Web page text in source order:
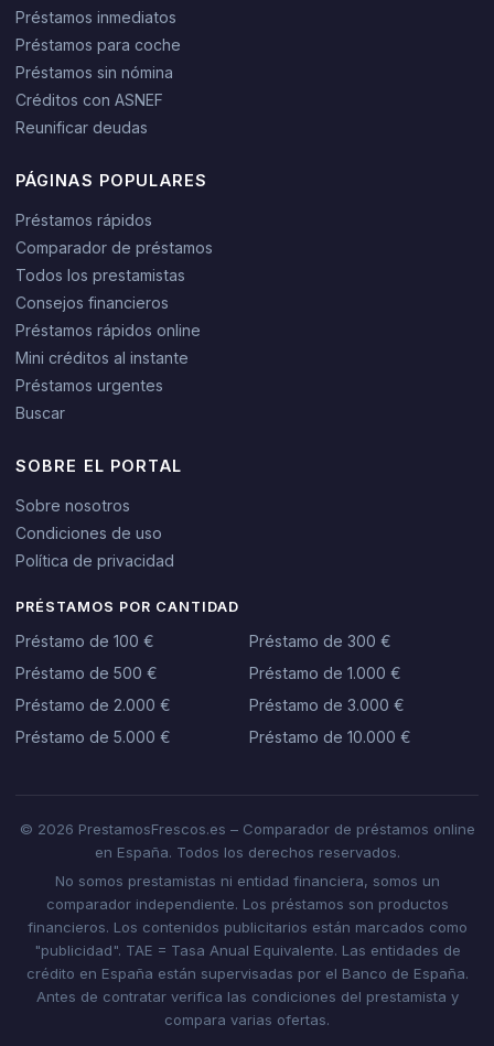
Préstamos inmediatos
Préstamos para coche
Préstamos sin nómina
Créditos con ASNEF
Reunificar deudas
PÁGINAS POPULARES
Préstamos rápidos
Comparador de préstamos
Todos los prestamistas
Consejos financieros
Préstamos rápidos online
Mini créditos al instante
Préstamos urgentes
Buscar
SOBRE EL PORTAL
Sobre nosotros
Condiciones de uso
Política de privacidad
PRÉSTAMOS POR CANTIDAD
Préstamo de 100 €
Préstamo de 300 €
Préstamo de 500 €
Préstamo de 1.000 €
Préstamo de 2.000 €
Préstamo de 3.000 €
Préstamo de 5.000 €
Préstamo de 10.000 €
© 2026 PrestamosFrescos.es – Comparador de préstamos online
en España. Todos los derechos reservados.
No somos prestamistas ni entidad financiera, somos un
comparador independiente. Los préstamos son productos
financieros. Los contenidos publicitarios están marcados como
"publicidad". TAE = Tasa Anual Equivalente. Las entidades de
crédito en España están supervisadas por el Banco de España.
Antes de contratar verifica las condiciones del prestamista y
compara varias ofertas.